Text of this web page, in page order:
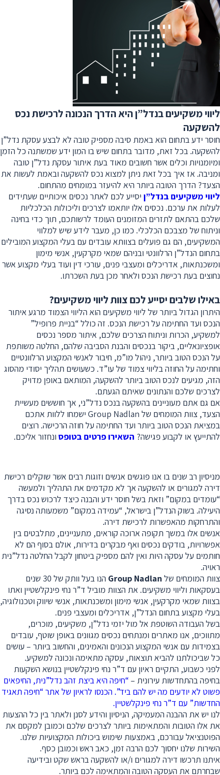
ליווי משקיעים בנדל”ן היא הדרך הנכונה לרכישת נכס
להשקעה
חוסר ידע בתחום הוא באמת סיבה מספיק טובה לא לבצע עסקת נדל”ן
להשקעה. בכל זאת, מדובר בתחום שיש בו המון ידע שמשתנה כל הזמן
ומיומנויות וכלים אשר חשובים מאוד בעת איתור עסקת נדל”ן טובה
ומניבה. אז איך בכל זאת ניתן למצוא נכס להשקעה ובאמת לעשות את
הצעד? הדרך הטובה ביותר היא להיעזר במומחים מהתחום.
ליווי משקיעים בנדל”ן יסייע לכם לאתר נכסים איכותיים שעתידים
לעלות את ערכם. נכסים אלו יותאמו לצרכים וליכולות הכלכליות
שלכם בהתאם לתזרים המזומנים העומד לרשותכם, תוך כדי בחינה
וניתוח של מצבכם הכלכלי. כמו כן, מעבר לידע שיש למלווי
המשקיעים, הם גם פועלים בצוותא עובדים עם בעלי המקצוע המובילים
בתחום הנדל”ן הרלוונטי ובניהם שמאי מקרקעין, אנשי מימון
ומשכנתאות, אדריכלים ומעצבי פנים, עורכי דין ועוד בעלי מקצוע אשר
נחוצים בעת רכישת הנכס ולאחר מכן בעת השכרתו.
באילו שלבים יסייע לכם צוות ליווי משקיעים?
היתרון הגדול ביותר של ליווי משקיעים הוא הליווי הצמוד מרגע איתור
הנכס ועד החתימה על רכישת הנכס. זה כולל “בניית פרופיל”
למשקיע, הכרות וניתוח הצרכים שלכם, איתור מספר נכסים
אופציונאליים, ביקור בנכסים והבנת הסביבה שלהם, החלטה משותפת
על הנכס הטוב ביותר, ניהול מו”מ, חיבור לאנשי המקצוע הרלוונטיים
וחתימה על החוזה בליווי צמוד של עו”ד. כשעושים תהליך יסודי מהסוג
הזה, מגיעים לנכס הטוב ביותר להשקעה, המותאם באופן מדויק
לצרכים שלכם והנתונים שאיתם הגעתם.
אם גם אתם מעוניינים בהשקעה בנכס נדל”ני, אך חוששים מעשיית
הצעד, צוות המומחים של Group Nadlan ישמחו ללוות אתכם
במציאת הנכס הטוב ביותר ועד החתימה על חוזה הרכישה. רוצים
להתייעץ או לקבוע פגישה? השאירו פרטים בטופסונחזור אליכם.
מניסיון רב שנים בו אנו פוגשים אנשים וזוגות רבים אשר שוקלים רכישת
דירה למגורים או להשקעה אך לא מקדמים את התהליך ולמעשה
“עומדים במקום” וזאת בשל חוסר ידע והבנה כיצד לרכוש נכס בדרך
היעילה. בשוק הנדל”ן בישראל, “עמידה במקום” משמעותה נסיגה
והתרחקות מהאפשרות לרכישת דירה.
אנשים אלו במשך תקופה ארוכה קוראים, מתעניינים, מתלבטים בין
אפשרויות, בודקים נכסים ואף מבקרים בדירות, אולם בסוף הם לא
חותמים על עסקה היות ואין להם מספיק ביטחון לקבל החלטה נדל”נית
ראויה.
צוות המומחים של Group Nadlan
הנו בעל וותק של 30 שנים
בעסקאות וליווי משקיעים. את הצוות מוביל ד”ר נחי פינקלשטיין ואתו
בצוות שמאי מקרקעין, אנשי מימון ומשכנתאות, אנשי שיווק וטכנולוגיה,
בעלי מקצוע בתחום הנדל”ן, אדריכלים ומעצבי פנים.
בשל העבודה השוטפת אל מול יזמי נדל”ן, משקיעים, מוכרים,
מתווכים, אנו מאתרים ומנתחים נכסים מגוונים באופן שוטף, עובדים
בצמידות עם אנשי המקצוע הנכונים והאמינים, והחשוב ביותר – עושים
כל שביכולתנו להביא תוצאות, עסקה מתאימה ונכונה למשקיע.
לפני כשבוע, התקיים ראיון עם ד”ר נחי פינקלשטיין בנושא השקעות
בחיפה בהתחדשות עירונית ­–“חיפה היא ביצת זהב נדל”נית, החיפאים
פשוט לא יודעים מה יש להם ביד”. הכנסו לראיון של אתר “חיפה תאגיד
החדשות” עם ד”ר נחי פינקלשטיין.
לנו יש את ההבנה המעמיקה, הניסיון והידע לסנן ולאתר בין כל ההצעות
את אלו הטובות והמתאימות ביותר לצרכים שלכם וכמובן למקסם את
הפוטנציאל עבורכם, באמצעות שימוש ביכולות המקצועיות שלנו.
השירות שלנו יחסוך לכם הרבה זמן, כאב ראש וכמובן כסף.
איתנו תרכשו דירה למגורים ו/או להשקעה בראש שקט ובידיעה
שבחרתם את העסקה הטובה והמתאימה לכם ביותר.